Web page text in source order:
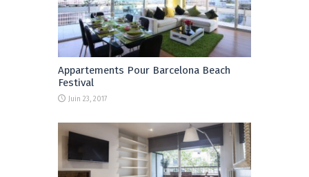
Appartements Pour Barcelona Beach
Festival
Juin 23, 2017